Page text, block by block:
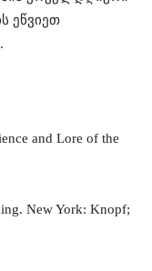
ეწვიეთ
and Lore of the
New York: Knopf;